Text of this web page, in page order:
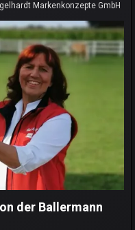
Markenkonzepte GmbH
der Ballermann